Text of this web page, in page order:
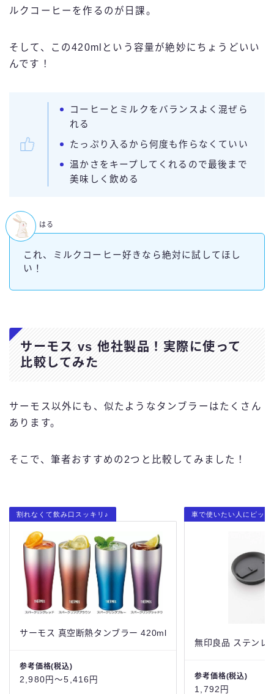
ルクコーヒーを作るのが日課。
そして、この420mlという容量が絶妙にちょうどいい
んです！
コーヒーとミルクをバランスよく混ぜら
れる
たっぷり入るから何度も作らなくていい
温かさをキープしてくれるので最後まで
美味しく飲める
これ、ミルクコーヒー好きなら絶対に試してほし
い！
はる
サーモス vs 他社製品！実際に使って
比較してみた
サーモス以外にも、似たようなタンブラーはたくさん
あります。
そこで、筆者おすすめの2つと比較してみました！
割れなくて飲み口スッキリ♪
サーモス 真空断熱タンブラー 420ml
参考価格(税込)
2,980円～5,416円
車で使いたい人にピッタ
無印良品 ステンレ
参考価格(税込)
1,792円